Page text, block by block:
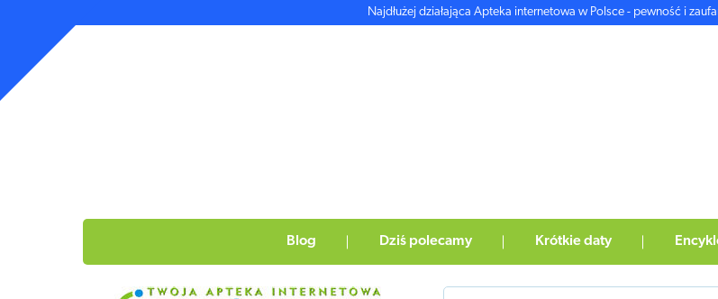
Najdłużej działająca Apteka internetowa w Polsce - pewność i
Blog Dziś polecamy Krótkie daty